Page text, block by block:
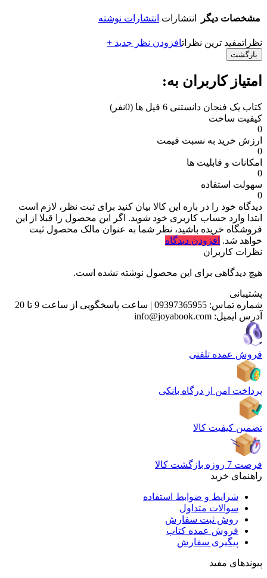
مشخصات دیگر انتشارات انتشارات نوشته
نظراتمفید ترین نظراتافزودن نظر جدید +
بازگشت
امتیاز کاربران به:
کتاب یک فنجان دانستنی 6 فیل‌ ها
(0نفر)
کیفیت ساخت
0
ارزش خرید به نسبت قیمت
0
امکانات و قابلیت ها
0
سهولت استفاده
0
دیدگاه خود را در باره این کالا بیان کنید برای ثبت نظر، لازم است
ابتدا وارد حساب کاربری خود شوید. اگر این محصول را قبلا از این
فروشگاه خریده باشید، نظر شما به عنوان مالک محصول ثبت
خواهد شد. افزودن دیدگاه
نظرات کاربران
هیچ دیدگاهی برای این محصول نوشته نشده است.
پشتیبانی
شماره تماس: 09397365955
| ساعت پاسخگویی از ساعت 9 تا 20
آدرس ایمیل: info@joyabook.com
فروش عمده تلفنی
پرداخت امن از درگاه بانکی
تضمین کیفیت کالا
فرصت 7 روزه بازگشت کالا
راهنمای خرید
شرایط و ضوابط استفاده
سوالات متداول
روش ثبت سفارش
فروش عمده کتاب
پیگیری سفارش
پیوندهای مفید